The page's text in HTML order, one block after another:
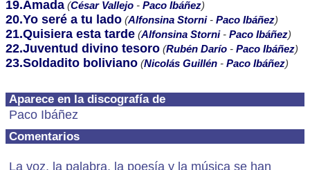
Aparece en la discografía de
Paco Ibáñez
Comentarios
La voz, la palabra, la poesía y la música se han
19.Amada (César Vallejo - Paco Ibáñez)
20.Yo seré a tu lado (Alfonsina Storni- Paco Ibáñez)
21.Quisiera esta tarde (Alfonsina Storni- Paco Ibáñez)
22.Juventud divino tesoro (Rubén Darío - Paco Ibáñez)
23.Soldadito boliviano (Nicolás Guillén - Paco Ibáñez)